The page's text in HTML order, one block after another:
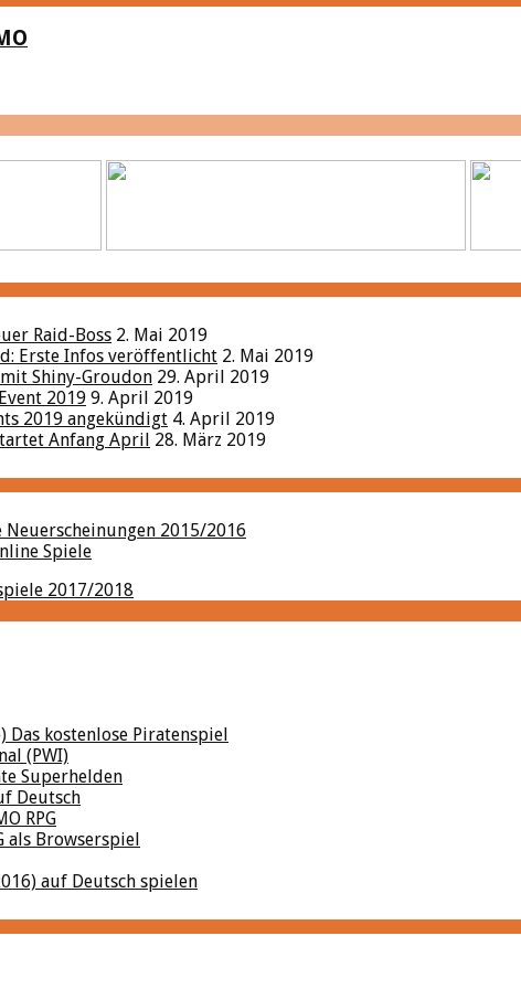
Raid-Boss 2. Mai 2019
Erste Infos veröffentlicht 2. Mai 2019
mit Shiny-Groudon 29. April 2019
2019 9. April 2019
2019 angekündigt 4. April 2019
Anfang April 28. März 2019